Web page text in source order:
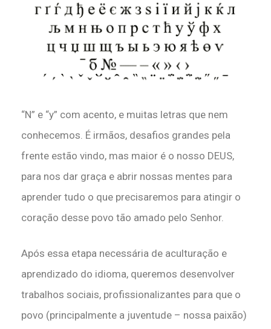
“N” e “y” com acento, e muitas letras que nem
conhecemos. É irmãos, desafios grandes pela
frente estão vindo, mas maior é o nosso DEUS,
para nos dar graça e abrir nossas mentes para
aprender tudo o que precisaremos para atingir o
coração desse povo tão amado pelo Senhor.
Após essa etapa necessária de aculturação e
aprendizado do idioma, queremos desenvolver
trabalhos sociais, profissionalizantes para que o
povo (principalmente a juventude – nossa paixão)